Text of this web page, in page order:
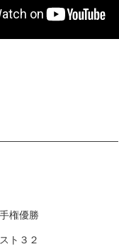
権優勝
ト３２